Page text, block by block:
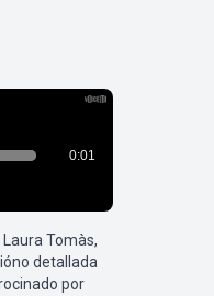
Tomàs,
detallada
por